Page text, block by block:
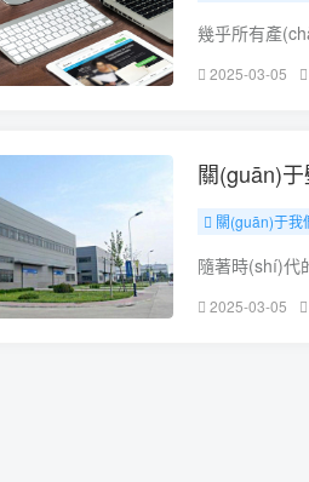
幾乎所有產
(duì)。而如
2025-03-05
關(guān)
關(guān)于我
隨著時(shí)
段時(shí)間后
2025-03-05